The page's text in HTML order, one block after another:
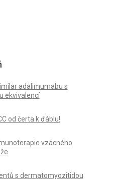
adalimumabu s
ekvivalencí
od čerta k ďáblu!
vzácného
s dermatomyozitidou